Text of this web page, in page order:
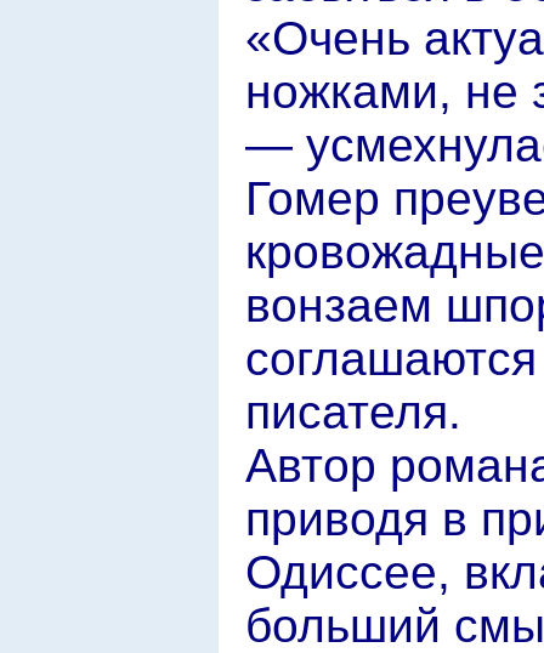
«Очень
ножками, не
—
Гомер
вонзаем
писателя.
Автор
приводя в
Одиссее,
больший